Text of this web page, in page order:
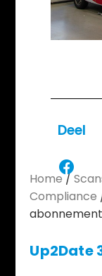
Home/
Compliance
abonnement
Up2Date
Deel